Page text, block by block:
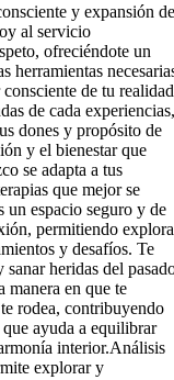
y expansión de
al servicio
ofreciéndote un
herramientas
de tu
de cada experiencias,
dones y propósito de
y el bienestar que
se adapta a tus
que mejor se
un espacio seguro y de
permitiendo
y desafíos. Te
heridas del
en que te
rodea, contribuyendo
que ayuda a equilibrar
interior. ​ Análisis
explorar y